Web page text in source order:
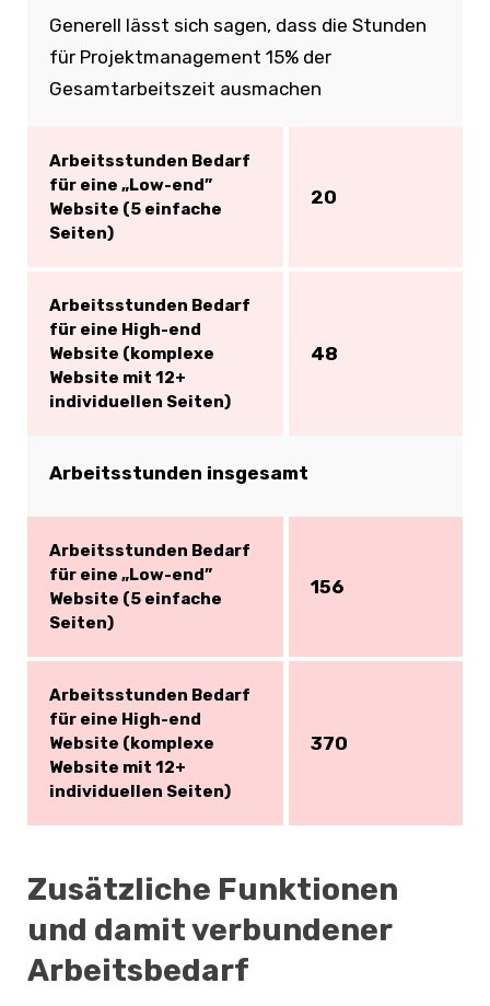
Generell lässt sich sagen, dass die Stunden
für Projektmanagement 15% der
Gesamtarbeitszeit ausmachen
Arbeitsstunden Bedarf
für eine „Low-end”
Website (5 einfache
Seiten)
20
Arbeitsstunden Bedarf
für eine High-end
Website (komplexe
Website mit 12+
individuellen Seiten)
48
Arbeitsstunden insgesamt
Arbeitsstunden Bedarf
für eine „Low-end”
Website (5 einfache
Seiten)
156
Arbeitsstunden Bedarf
für eine High-end
Website (komplexe
Website mit 12+
individuellen Seiten)
370
Zusätzliche Funktionen
und damit verbundener
Arbeitsbedarf